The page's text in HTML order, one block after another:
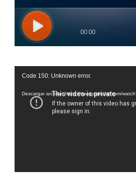
Reproductor
vídeo
Code 150: Unknown error.
Descargar archivo: https://www.youtube.com/